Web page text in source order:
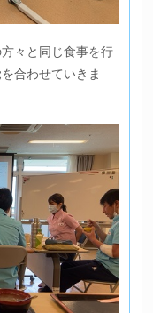
々と同じ食事を行
合わせていきま